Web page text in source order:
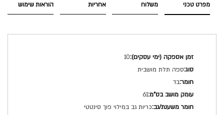
מפרט טכני
מפרט
טכני
10
ספה תלת מושבית
בד
61
כריות גב במילוי פוך סינטטי
משלוח אחריות הוראות שימוש